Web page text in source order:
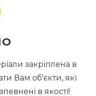
закріплена в
Вам об'єкти, які
в якості!